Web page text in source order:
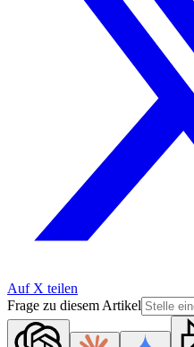
Auf X teilen
Frage zu diesem Artikel